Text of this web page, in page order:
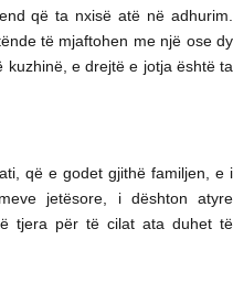
që ta nxisë atë në adhurim.
të mjaftohen me një ose dy
kuzhinë, e drejtë e jotja është ta
që e godet gjithë familjen, e i
jetësore, i dështon atyre
tjera për të cilat ata duhet të